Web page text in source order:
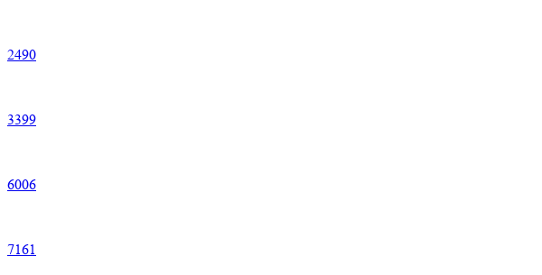
2490
3399
6006
7161